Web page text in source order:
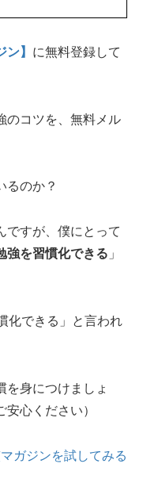
ン】 に無料登録して
のコツを、無料メル
るのか？
ですが、僕にとって
強を習慣化できる 」
化できる」と言われ
を身につけましょ
心ください）
ガジンを試してみる